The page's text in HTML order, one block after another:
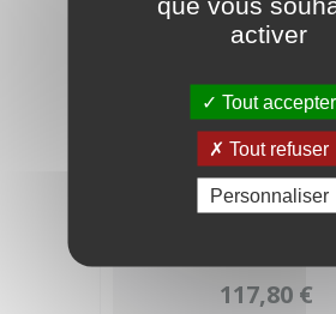
OMNITRONIC Récepteur
117,80 €
activer
Tout accepter
Tout refuser
Personnaliser